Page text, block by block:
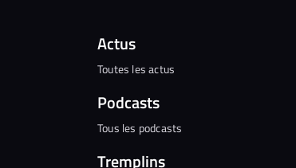
Actus
Toutes les actus
Podcasts
Tous les podcasts
Tremplins